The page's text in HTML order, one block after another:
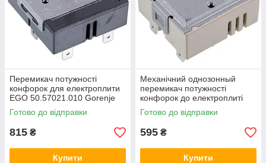
Перемикач потужності
конфорок для електроплити
EGO 50.57021.010 Gorenje
599596
Готово до відправки
815 ₴
Купити
Механічний однозонный
перемикач потужності
конфорок до електроплиті
Indesit C00037056
Готово до відправки
595 ₴
Купити